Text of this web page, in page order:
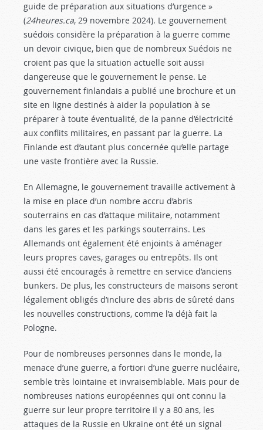
guide de préparation aux situations d’urgence »
(24heures.ca, 29 novembre 2024). Le gouvernement
suédois considère la préparation à la guerre comme
un devoir civique, bien que de nombreux Suédois ne
croient pas que la situation actuelle soit aussi
dangereuse que le gouvernement le pense. Le
gouvernement finlandais a publié une brochure et un
site en ligne destinés à aider la population à se
préparer à toute éventualité, de la panne d’électricité
aux conflits militaires, en passant par la guerre. La
Finlande est d’autant plus concernée qu’elle partage
une vaste frontière avec la Russie.
En Allemagne, le gouvernement travaille activement à
la mise en place d’un nombre accru d’abris
souterrains en cas d’attaque militaire, notamment
dans les gares et les parkings souterrains. Les
Allemands ont également été enjoints à aménager
leurs propres caves, garages ou entrepôts. Ils ont
aussi été encouragés à remettre en service d’anciens
bunkers. De plus, les constructeurs de maisons seront
légalement obligés d’inclure des abris de sûreté dans
les nouvelles constructions, comme l’a déjà fait la
Pologne.
Pour de nombreuses personnes dans le monde, la
menace d’une guerre, a fortiori d’une guerre nucléaire,
semble très lointaine et invraisemblable. Mais pour de
nombreuses nations européennes qui ont connu la
guerre sur leur propre territoire il y a 80 ans, les
attaques de la Russie en Ukraine ont été un signal